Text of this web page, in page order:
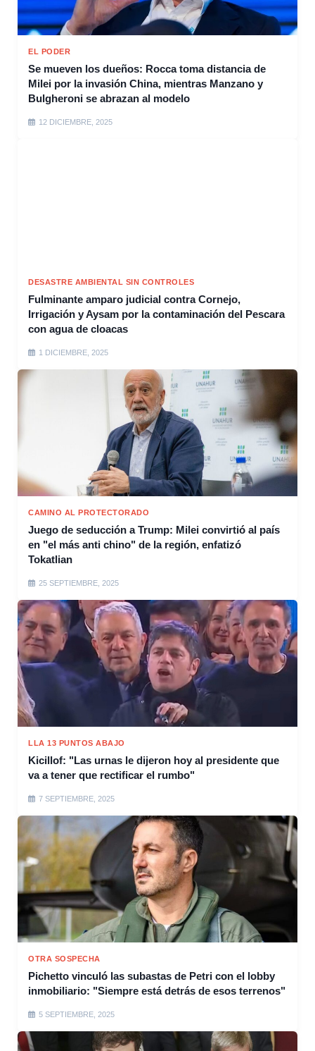
EL PODER
Se mueven los dueños: Rocca toma distancia de
Milei por la invasión China, mientras Manzano y
Bulgheroni se abrazan al modelo
12 DICIEMBRE, 2025
DESASTRE AMBIENTAL SIN CONTROLES
Fulminante amparo judicial contra Cornejo,
Irrigación y Aysam por la contaminación del Pescara
con agua de cloacas
1 DICIEMBRE, 2025
CAMINO AL PROTECTORADO
Juego de seducción a Trump: Milei convirtió al país
en "el más anti chino" de la región, enfatizó
Tokatlian
25 SEPTIEMBRE, 2025
LLA 13 PUNTOS ABAJO
Kicillof: "Las urnas le dijeron hoy al presidente que
va a tener que rectificar el rumbo"
7 SEPTIEMBRE, 2025
OTRA SOSPECHA
Pichetto vinculó las subastas de Petri con el lobby
inmobiliario: "Siempre está detrás de esos terrenos"
5 SEPTIEMBRE, 2025